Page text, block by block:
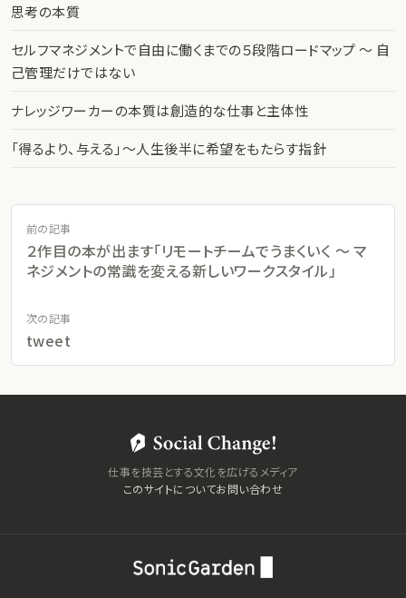
思考の本質
セルフマネジメントで自由に働くまでの５段階ロードマップ 〜 自
己管理だけではない
ナレッジワーカーの本質は創造的な仕事と主体性
「得るより、与える」〜人生後半に希望をもたらす指針
前の記事
２作目の本が出ます「リモートチームでうまくいく 〜 マ
ネジメントの常識を変える新しいワークスタイル」
次の記事
tweet
仕事を技芸とする文化を広げるメディア
このサイトについてお問い合わせ